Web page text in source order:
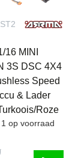
16 MINI
3S DSC 4X4
Speed
& Lader
Roze
op voorraad